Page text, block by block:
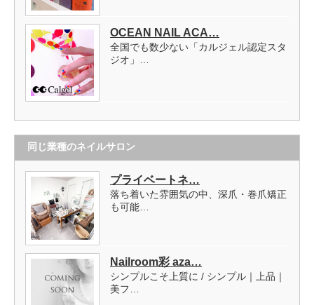
OCEAN NAIL ACA…
全国でも数少ない「カルジェル認定スタ
ジオ」…
同じ業種のネイルサロン
プライベートネ…
落ち着いた雰囲気の中、深爪・巻爪矯正
も可能…
Nailroom彩 aza…
シンプルこそ上質に / シンプル｜上品｜
美フ…